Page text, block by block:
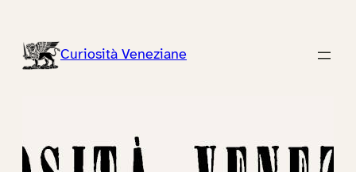
contenutoCuriosità Veneziane